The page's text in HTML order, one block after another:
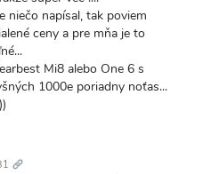
niečo napísal, tak poviem
ceny a pre mňa je to
Mi8 alebo One 6 s
1000e poriadny noťas...
odkaz